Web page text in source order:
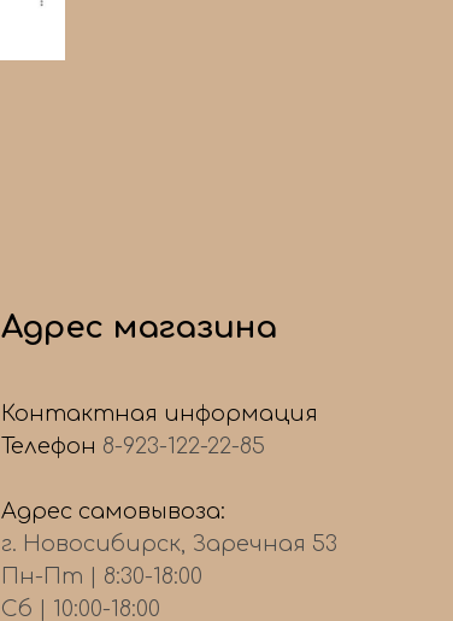
Адрес магазина
Контактная информация
Телефон 8-923-122-22-85
Адрес самовывоза:
г. Новосибирск, Заречная 53
Пн-Пт | 8:30-18:00
Сб | 10:00-18:00